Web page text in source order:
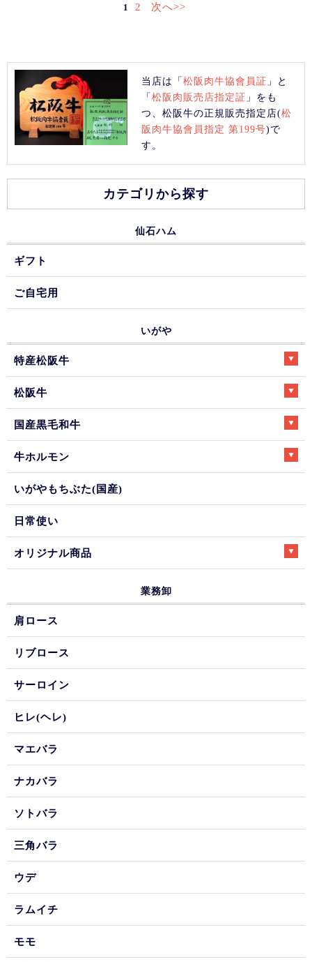
1 2 次へ>>
当店は「松阪肉牛協會員証 」と
「松阪肉販売店指定証 」をも
つ、松阪牛の正規販売指定店(松
阪肉牛協會員指定 第199号)で
す。
カテゴリから探す
仙石ハム
ギフト
ご自宅用
いがや
特産松阪牛
松阪牛
国産黒毛和牛
牛ホルモン
いがやもちぶた(国産)
日常使い
オリジナル商品
業務卸
肩ロース
リブロース
サーロイン
ヒレ(ヘレ)
マエバラ
ナカバラ
ソトバラ
三角バラ
ウデ
ラムイチ
モモ